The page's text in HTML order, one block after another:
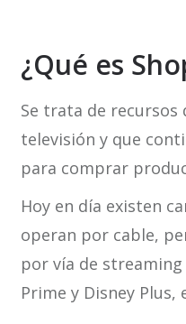
¿Qué es
Se trata de recursos
televisión y que
para comprar
Hoy en día existen
operan por cable,
por vía de
Prime y Disney